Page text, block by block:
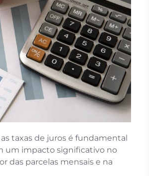
taxas de juros é fundamental
um impacto significativo no
das parcelas mensais e na